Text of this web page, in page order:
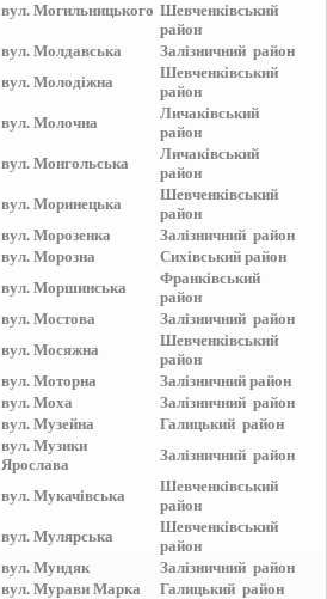
вул. Могильницького Шевченківський
район
вул. Молдавська Залізничний район
вул. Молодіжна
Шевченківський
район
вул. Молочна
Личаківський
район
вул. Монгольська
Личаківський
район
вул. Моринецька
Шевченківський
район
вул. Морозенка Залізничний район
вул. Морозна Сихівський район
вул. Моршинська
Франківський
район
вул. Мостова Залізничний район
вул. Мосяжна
Шевченківський
район
вул. Моторна Залізничний район
вул. Моха Залізничний район
вул. Музейна Галицький район
вул. Музики
Ярослава
Залізничний район
вул. Мукачівська
Шевченківський
район
вул. Мулярська
Шевченківський
район
вул. Мундяк Залізничний район
вул. Мурави Марка Галицький район